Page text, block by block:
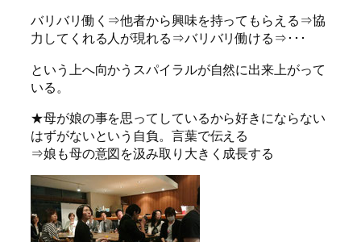
バリバリ働く⇒他者から興味を持ってもらえる⇒協
力してくれる人が現れる⇒バリバリ働ける⇒･･･
という上へ向かうスパイラルが自然に出来上がって
いる。
★母が娘の事を思ってしているから好きにならない
はずがないという自負。言葉で伝える
⇒娘も母の意図を汲み取り大きく成長する